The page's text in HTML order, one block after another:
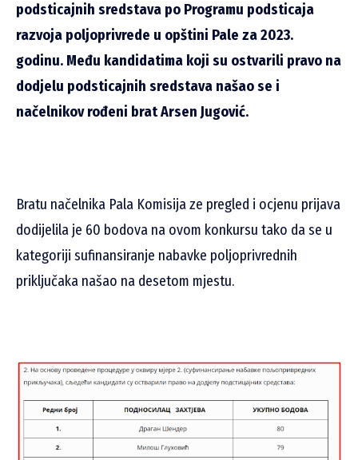
podsticajnih sredstava po Programu podsticaja
razvoja poljoprivrede u opštini Pale za 2023.
godinu. Među kandidatima koji su ostvarili pravo na
dodjelu podsticajnih sredstava našao se i
načelnikov rođeni brat Arsen Jugović.
Bratu načelnika Pala Komisija ze pregled i ocjenu prijava
dodijelila je 60 bodova na ovom konkursu tako da se u
kategoriji sufinansiranje nabavke poljoprivrednih
priključaka našao na desetom mjestu.